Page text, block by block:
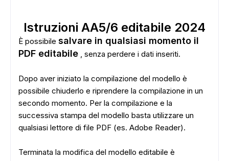
Istruzioni AA5/6 editabile 2024
È possibile salvare in qualsiasi momento il
PDF editabile , senza perdere i dati inseriti.
Dopo aver iniziato la compilazione del modello è
possibile chiuderlo e riprendere la compilazione in un
secondo momento. Per la compilazione e la
successiva stampa del modello basta utilizzare un
qualsiasi lettore di file PDF (es. Adobe Reader).
Terminata la modifica del modello editabile è